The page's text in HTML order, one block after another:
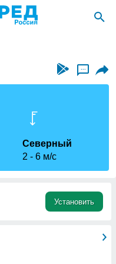
...
Северный
2
6 м/с
Установить